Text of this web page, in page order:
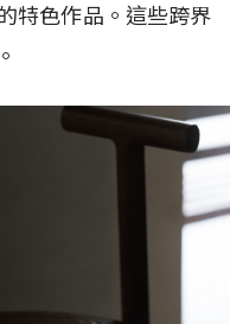
特色作品。這些跨界